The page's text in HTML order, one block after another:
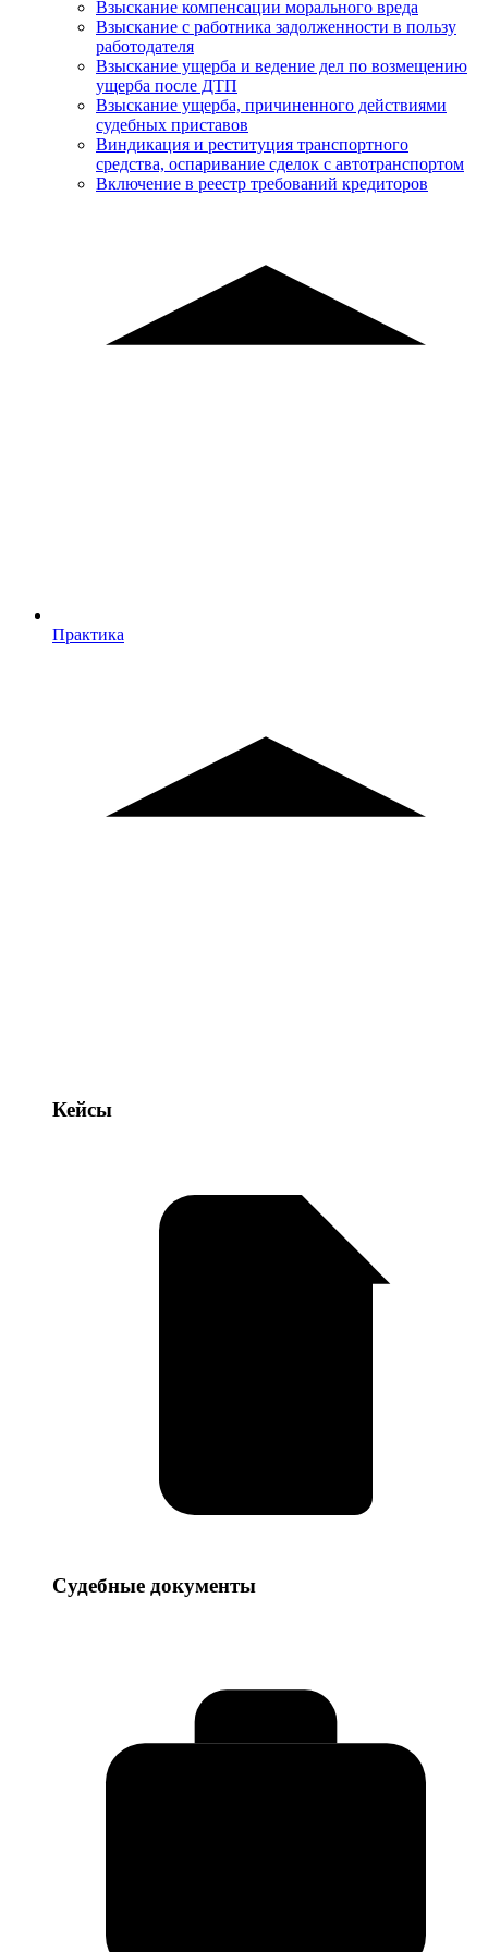
Взыскание компенсации морального вреда
Взыскание с работника задолженности в пользу
работодателя
Взыскание ущерба и ведение дел по возмещению
ущерба после ДТП
Взыскание ущерба, причиненного действиями
судебных приставов
Виндикация и реституция транспортного
средства, оспаривание сделок с автотранспортом
Включение в реестр требований кредиторов
Практика
Практика
Кейсы
Кейсы
Судебные
Судебные документы